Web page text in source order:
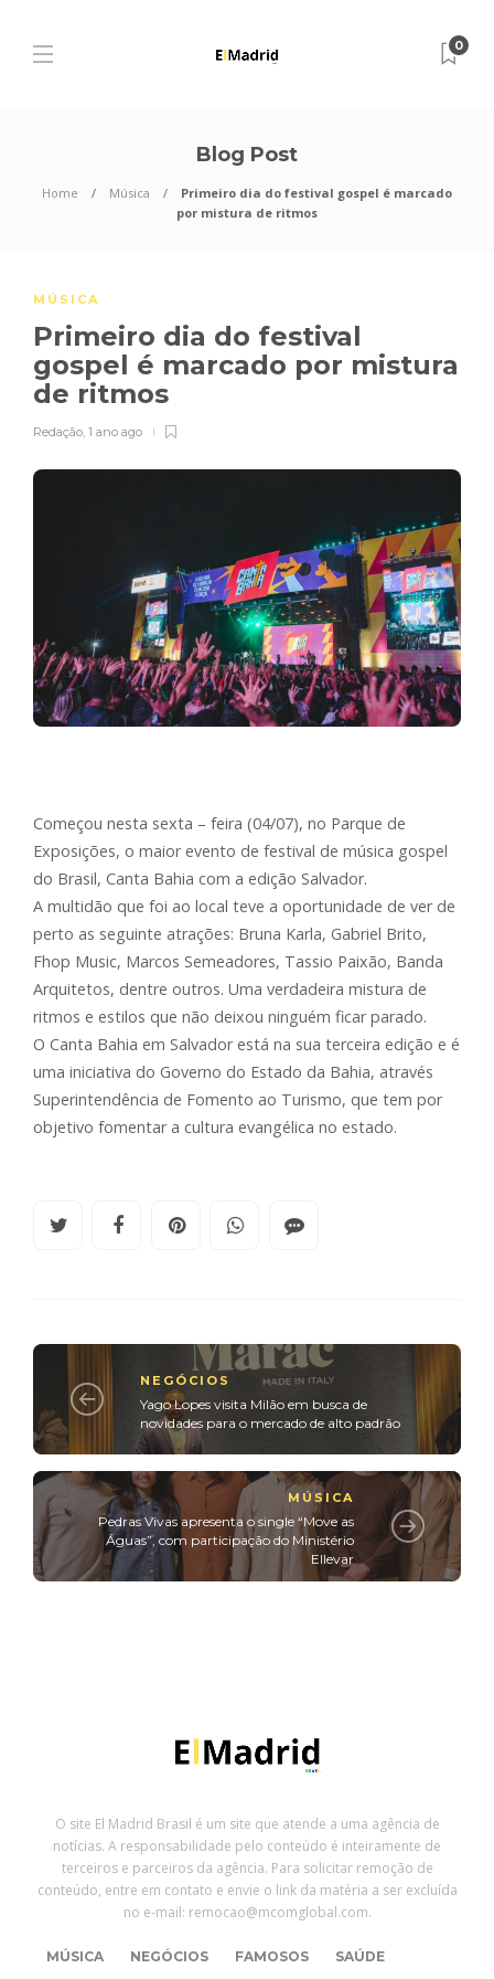
0
Blog Post
Home Música
Primeiro dia do festival gospel é marcado
por mistura de ritmos
MÚSICA
Primeiro dia do festival
gospel é marcado por mistura
de ritmos
Redação, 1 ano ago
Começou nesta sexta – feira (04/07), no Parque de
Exposições, o maior evento de festival de música gospel
do Brasil, Canta Bahia com a edição Salvador.
A multidão que foi ao local teve a oportunidade de ver de
perto as seguinte atrações: Bruna Karla, Gabriel Brito,
Fhop Music, Marcos Semeadores, Tassio Paixão, Banda
Arquitetos, dentre outros. Uma verdadeira mistura de
ritmos e estilos que não deixou ninguém ficar parado.
O Canta Bahia em Salvador está na sua terceira edição e é
uma iniciativa do Governo do Estado da Bahia, através
Superintendência de Fomento ao Turismo, que tem por
objetivo fomentar a cultura evangélica no estado.
NEGÓCIOS
Yago Lopes visita Milão em busca de
novidades para o mercado de alto padrão
MÚSICA
Pedras Vivas apresenta o single “Move as
Águas”, com participação do Ministério
Ellevar
O site El Madrid Brasil é um site que atende a uma agência de
notícias. A responsabilidade pelo conteúdo é inteiramente de
terceiros e parceiros da agência. Para solicitar remoção de
conteúdo, entre em contato e envie o link da matéria a ser excluída
no e-mail: remocao@mcomglobal.com.
MÚSICA NEGÓCIOS FAMOSOS SAÚDE